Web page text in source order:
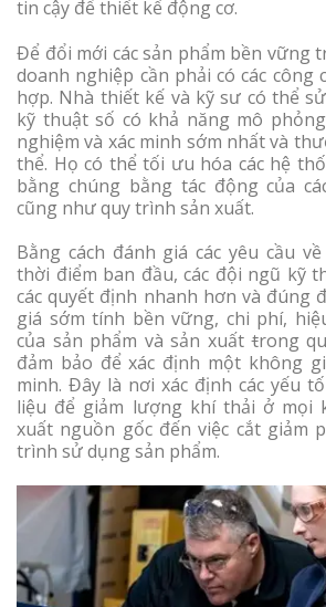
tin cậy để thiết kế động cơ.
Để đổi mới các sản phẩm bền vững
doanh nghiệp cần phải có các công
hợp. Nhà thiết kế và kỹ sư có thể
kỹ thuật số có khả năng mô
nghiệm và xác minh sớm nhất và
thể. Họ có thể tối ưu hóa các hệ
bằng chúng bằng tác động của
cũng như quy trình sản xuất.
Bằng cách đánh giá các yêu cầu
thời điểm ban đầu, các đội ngũ kỹ
các quyết định nhanh hơn và đúng
giá sớm tính bền vững, chi phí,
của sản phẩm và sản xuấttrong
đảm bảo để xác định một không
minh. Đây là nơi xác định các yếu
liệu để giảm lượng khí thải ở mọi
xuất nguồn gốc đến việc cắt giảm
trình sử dụng sản phẩm.